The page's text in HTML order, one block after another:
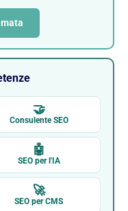
🤝
Consulente SEO
🤖
SEO per l'IA
🚀
SEO per CMS